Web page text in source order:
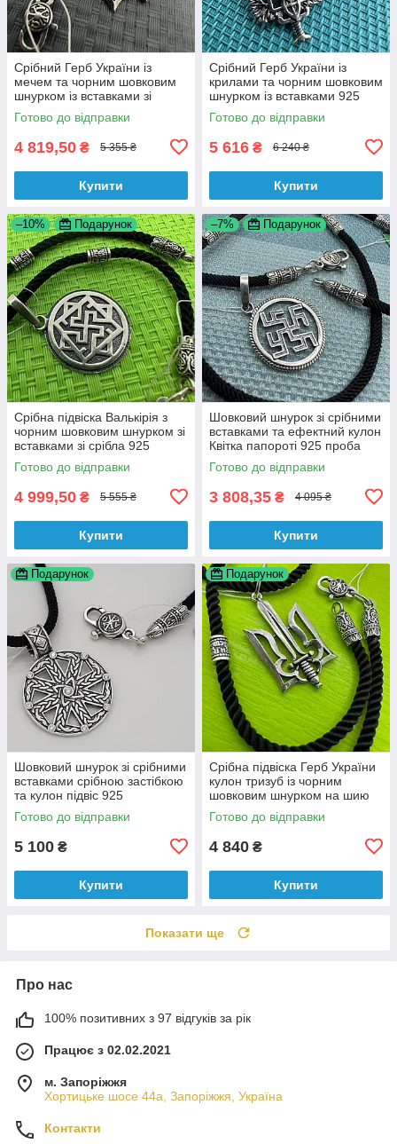
Срібний Герб України із
мечем та чорним шовковим
шнурком із вставками зі
срібла 925 проби
Готово до відправки
4 819,50 ₴ 5 355 ₴
Купити
Срібний Герб України із
крилами та чорним шовковим
шнурком із вставками 925
проби
Готово до відправки
5 616 ₴ 6 240 ₴
Купити
–10% Подарунок
Срібна підвіска Валькірія з
чорним шовковим шнурком зі
вставками зі срібла 925
проби
Готово до відправки
4 999,50 ₴ 5 555 ₴
Купити
–7% Подарунок
Шовковий шнурок зі срібними
вставками та ефектний кулон
Квітка папороті 925 проба
чорніння
Готово до відправки
3 808,35 ₴ 4 095 ₴
Купити
Подарунок
Шовковий шнурок зі срібними
вставками срібною застібкою
та кулон підвіс 925
Готово до відправки
5 100 ₴
Купити
Подарунок
Срібна підвіска Герб України
кулон тризуб із чорним
шовковим шнурком на шию
срібло 925 проба
Готово до відправки
4 840 ₴
Купити
Показати ще
Про нас
100% позитивних з 97 відгуків за рік
Працює з 02.02.2021
м. Запоріжжя
Хортицьке шосе 44а, Запоріжжя, Україна
Контакти